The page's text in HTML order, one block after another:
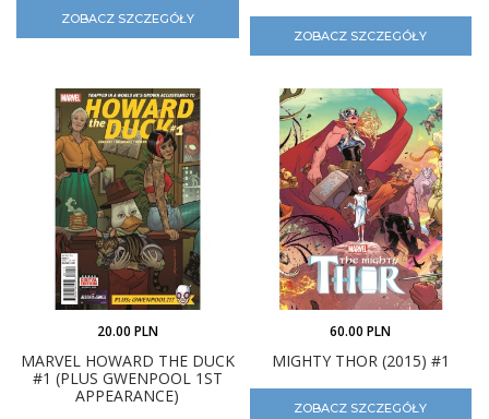
ZOBACZ SZCZEGÓŁY
ZOBACZ SZCZEGÓŁY
MARVEL HOWARD THE DUCK
#1 (PLUS GWENPOOL 1ST
APPEARANCE)
20.00 PLN
MIGHTY THOR (2015) #1
60.00 PLN
ZOBACZ SZCZEGÓŁY